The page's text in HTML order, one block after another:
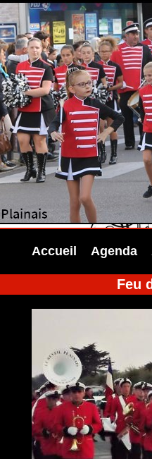
Accueil Agenda
Feu